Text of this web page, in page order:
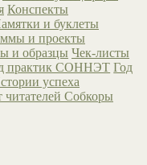
Конспекты
и буклеты
и проекты
и образцы Чек-листы
практик СОННЭТ Год
успеха
читателей Собкоры